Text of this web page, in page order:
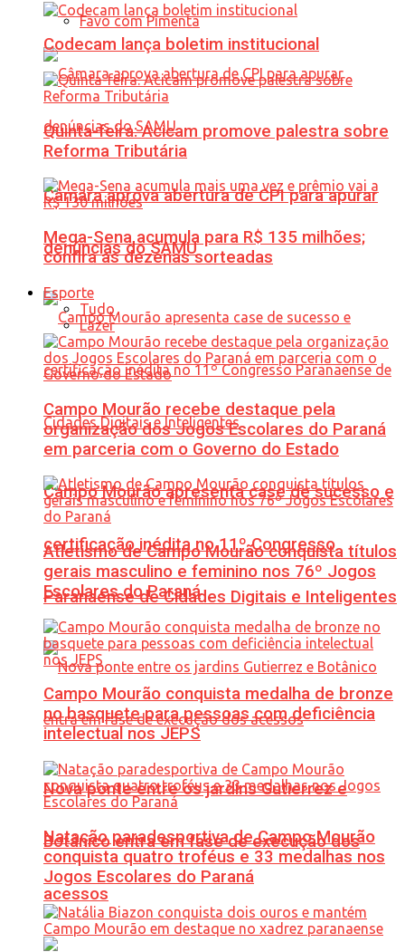
Favo com Pimenta
Câmara aprova abertura de CPI para apurar
denúncias do SAMU
Campo Mourão apresenta case de sucesso e
certificação inédita no 11º Congresso
Paranaense de Cidades Digitais e Inteligentes
Nova ponte entre os jardins Gutierrez e
Botânico entra em fase de execução dos
acessos
Codecam lança boletim institucional
Quinta-feira: Acicam promove palestra sobre
Reforma Tributária
Mega-Sena acumula para R$ 135 milhões;
confira as dezenas sorteadas
Esporte
Tudo
Lazer
Campo Mourão recebe destaque pela
organização dos Jogos Escolares do Paraná
em parceria com o Governo do Estado
Atletismo de Campo Mourão conquista títulos
gerais masculino e feminino nos 76º Jogos
Escolares do Paraná
Campo Mourão conquista medalha de bronze
no basquete para pessoas com deficiência
intelectual nos JEPS
Natação paradesportiva de Campo Mourão
conquista quatro troféus e 33 medalhas nos
Jogos Escolares do Paraná